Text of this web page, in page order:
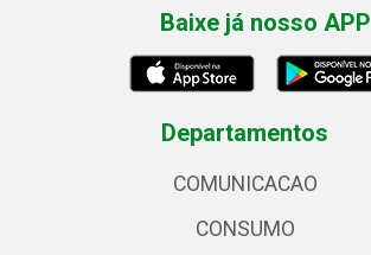
Baixe já nosso APP
Departamentos
COMUNICACAO
CONSUMO